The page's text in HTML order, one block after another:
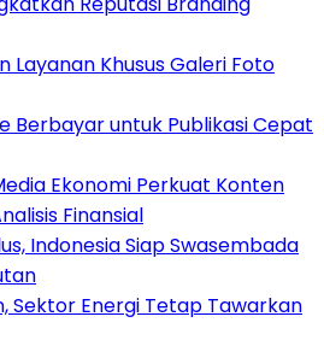
Layanan Khusus Galeri Foto
Berbayar untuk Publikasi Cepat
Ekonomi Perkuat Konten
Finansial
Indonesia Siap Swasembada
Sektor Energi Tetap Tawarkan